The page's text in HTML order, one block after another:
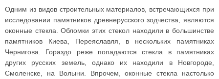
Одним из видов строительных материалов, встречающихся при
исследовании памятников древнерусского зодчества, являются
оконные стекла. Обломки этих стекол находили в большинстве
памятников Киева, Переяславля, в нескольких памятниках
Чернигова. Гораздо реже попадаются стекла в памятниках
других русских земель, однако их находили в Новгороде,
Смоленске, на Волыни. Впрочем, оконные стекла настолько